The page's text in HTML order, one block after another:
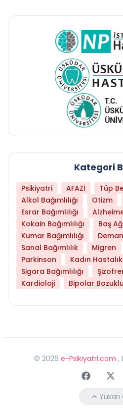
Kategori
Psikiyatri AFAZİ
Tüp
Alkol Bağımlılığı
Otizm
Esrar Bağımlılığı
Kokain Bağımlılığı
Baş
Kumar Bağımlılığı
Sanal Bağımlılık
Migren
Parkinson
Kadın
Sigara Bağımlılığı
Kardioloji
Bipolar
© 2026 e-Psikiyatri.com ,
Faceebok
Yukarı